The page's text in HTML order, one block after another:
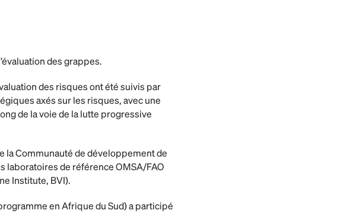
des grappes.
des risques ont été suivis par
axés sur les risques, avec une
de la voie de la lutte progressive
la Communauté de développement de
laboratoires de référence OMSA/FAO
Institute, BVI).
en Afrique du Sud) a participé